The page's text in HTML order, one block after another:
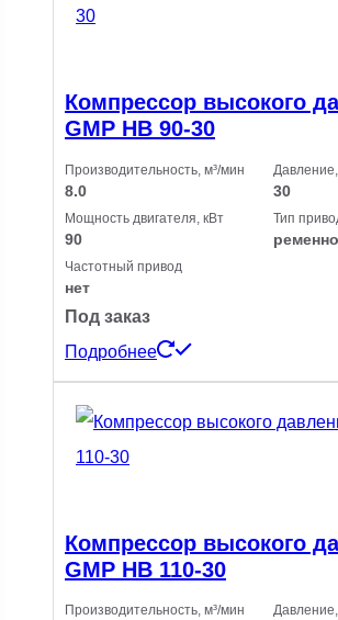
Компрессор высокого
GMP HB 90-30
Производительность, м³/мин
8.0 30
Мощность двигателя, кВт
90
Тип
Частотный привод
нет
Под заказ
Подробнее
Компрессор высокого
GMP HB 110-30
Производительность, м³/мин